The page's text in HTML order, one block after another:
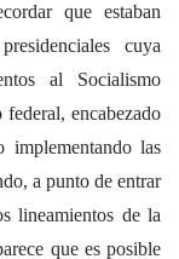
que estaban
cuya
al Socialismo
encabezado
las
a punto de entrar
lineamientos de la
que es posible